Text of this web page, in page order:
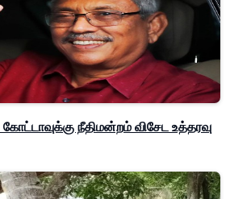
நீதிமன்றம் விசேட உத்தரவு